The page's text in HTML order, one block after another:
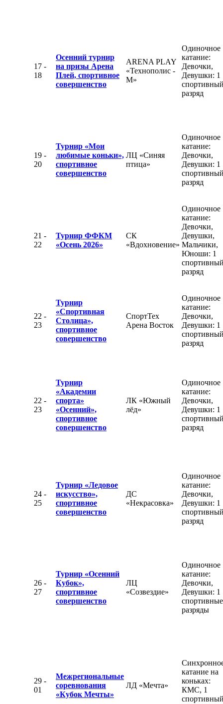
17 -
18
Осенний турнир
на призы Арена
Плей, спортивное
совершенство
ARENA PLAY
«Технополис -
М»
Одиночное
катание:
Девочки,
Девушки: 1
разряд
19 -
20
Турнир «Мои
любимые коньки»,
спортивное
совершенство
ЛЦ «Синяя
птица»
Одиночное
катание:
Девочки,
Девушки: 1
разряд
21 -
22
Турнир ФФКМ
«Осень 2026»
СК
«Вдохновение»
Одиночное
катание:
Девочки,
Девушки,
Мальчики,
Юноши: 1
разряд
22 -
23
Турнир
«Спортивная
Столица»,
спортивное
совершенство
СпортТех
Арена Восток
Одиночное
катание:
Девочки,
Девушки: 1
разряд
22 -
23
Турнир
«Академии
спорта»
«Осенний»,
спортивное
совершенство
ЛК «Южный
лёд»
Одиночное
катание:
Девочки,
Девушки: 1
разряд
24 -
25
Турнир «Ледовое
искусство»,
спортивное
совершенство
ДС
«Некрасовка»
Одиночное
катание:
Девочки,
Девушки: 1
разряд
26 -
27
Турнир «Осенний
Кубок»,
спортивное
совершенство
ЛЦ
«Созвездие»
Одиночное
катание:
Девочки,
Девушки: 1
спортивные
разряды
29 -
01
Межрегиональные
соревнования
«Кубок Мечты»
ЛД «Мечта»
катание на
коньках:
КМС, 1